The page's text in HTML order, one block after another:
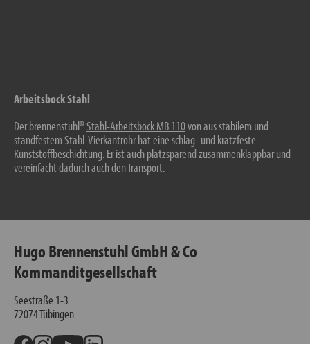
Arbeitsbock Stahl
Der brennenstuhl®Stahl-Arbeitsbock MB 110von aus stabilem und
standfestem Stahl-Vierkantrohr hat eine schlag- und kratzfeste
Kunststoffbeschichtung. Er ist auch platzsparend zusammenklappbar und
vereinfacht dadurch auch den Transport.
Hugo Brennenstuhl GmbH & Co
Kommanditgesellschaft
Seestraße 1-3
72074Tübingen